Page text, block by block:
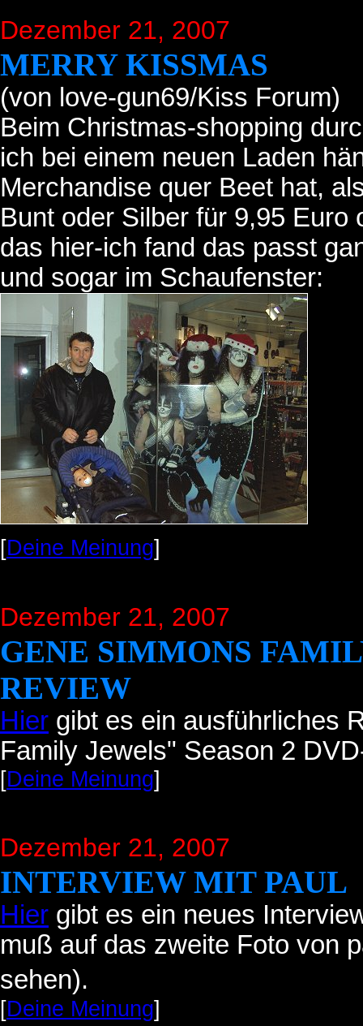
Dezember 21, 2007
MERRY KISSMAS
(von love-gun69/Kiss Forum)
Beim Christmas-shopping
ich bei einem neuen Laden
Merchandise quer Beet hat,
Bunt oder Silber für 9,95
das hier-ich fand das passt
und sogar im Schaufenster:
[Deine Meinung]
Dezember 21, 2007
GENE SIMMONS
REVIEW
Hier gibt es ein ausführliches
Family Jewels" Season 2
[Deine Meinung]
Dezember 21, 2007
INTERVIEW MIT PAUL
Hier gibt es ein neues
muß auf das zweite Foto von
sehen).
[Deine Meinung]